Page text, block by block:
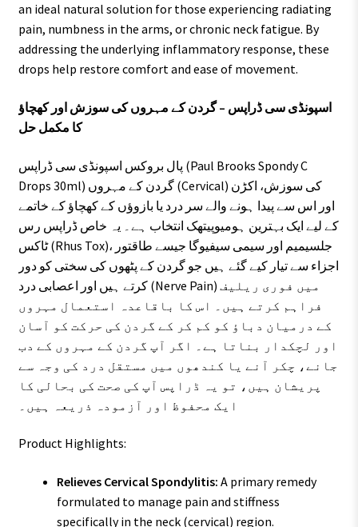
an ideal natural solution for those experiencing radiating
pain, numbness in the arms, or chronic neck fatigue. By
addressing the underlying inflammatory response, these
drops help restore comfort and ease of movement.
اسپونڈی سی ڈراپس – گردن کے مہروں کی سوزش اور کھچاؤ
کا مکمل حل
پال بروکس اسپونڈی سی ڈراپس (Paul Brooks Spondy C
Drops 30ml) گردن کے مہروں (Cervical) کی سوزش، اکڑن
اور اس سے پیدا ہونے والے سر درد یا بازوؤں کے کھچاؤ کے خاتمے
کے لیے ایک بہترین ہومیوپیتھک انتخاب ہے۔ یہ خاص ڈراپس رس
ٹاکس (Rhus Tox)، جلسیمیم اور سیمی سیفیوگا جیسے طاقتور
اجزاء سے تیار کیے گئے ہیں جو گردن کے پٹھوں کی سختی کو دور
کرتے ہیں اور اعصابی درد (Nerve Pain) میں فوری ریلیف
فراہم کرتے ہیں۔ اس کا باقاعدہ استعمال مہروں
کے درمیان دباؤ کو کم کر کے گردن کی حرکت کو آسان
اور لچکدار بناتا ہے۔ اگر آپ گردن کے مہروں کے دب
جانے، چکر آنے یا کندھوں میں مستقل درد کی وجہ سے
پریشان ہیں، تو یہ ڈراپس آپ کی صحت کی بحالی کا
ایک محفوظ اور آزمودہ ذریعہ ہیں۔
Product Highlights:
Relieves Cervical Spondylitis: A primary remedy
formulated to manage pain and stiffness
specifically in the neck (cervical) region.